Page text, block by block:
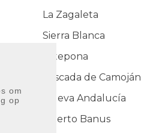
La Zagaleta
Sierra Blanca
Estepona
Cascada de Camoján
Nueva Andalucía
Puerto Banus
om
op